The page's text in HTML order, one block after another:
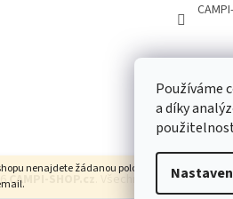
Používáme
a díky
nenajdete žádanou položku, neváhejte ji
CAMPI-SHOP.cz . Všechna práva